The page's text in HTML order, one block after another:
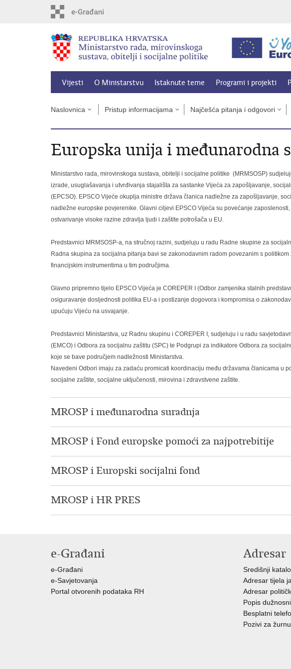
Vijesti O Ministarstvu Istaknute teme Programi i projekti
Naslovnica Pristup informacijama Najčešća pitanja i odgovori
Europska unija i međunarodna
Ministarstvo rada, mirovinskoga sustava, obitelji i socijalne politike (MRMSOSP)
izrade, usuglašavanja i utvrđivanja stajališta za sastanke Vijeća za zapošljavanje,
(EPCSO). EPSCO Vijeće okuplja ministre država članica nadležne za zapošljavanje,
nadležne europske povjerenike. Glavni ciljevi EPSCO Vijeća su povećanje
ostvarivanje visoke razine zdravlja ljudi i zaštite potrošača u EU.
Predstavnici MRMSOSP-a, na stručnoj razini, sudjeluju u radu Radne skupine za
Radna skupina za socijalna pitanja bavi se zakonodavnim radom povezanim s
financijskim instrumentima u tim područjima.
Glavno pripremno tijelo EPSCO Vijeća je COREPER I (Odbor zamjenika stalnih
osiguravanje dosljednosti politika EU-a i postizanje dogovora i kompromisa o
upućuju Vijeću na usvajanje.
Predstavnici Ministarstva, uz Radnu skupinu i COREPER I, sudjeluju i u radu
(EMCO) i Odbora za socijalnu zaštitu (SPC) te Podgrupi za indikatore Odbora za
koje se bave područjem nadležnosti Ministarstva.
Navedeni Odbori imaju za zadaću promicati koordinaciju među državama članicama u
socijalne zaštite, socijalne uključenosti, mirovina i zdravstvene zaštite.
MROSP i međunarodna suradnja
MROSP i Fond europske pomoći za najpotrebitije
MROSP i Europski socijalni fond
MROSP i HR PRES
e-Građani
e-Građani
e-Savjetovanja
Portal otvorenih podataka RH
Adresar
Središnji
Adresar tijela
Adresar
Popis
Besplatni
Pozivi za